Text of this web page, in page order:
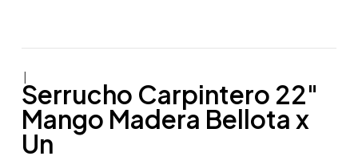
|
Serrucho Carpintero 22"
Mango Madera Bellota x
Un